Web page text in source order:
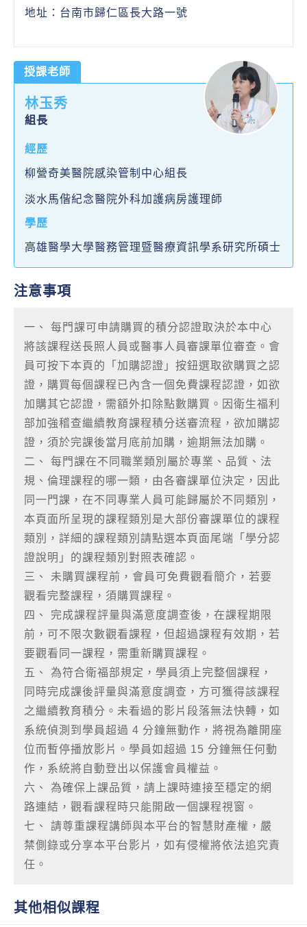
地址：台南市歸仁區長大路一號
授課老師
林玉秀
組長
經歷
柳營奇美醫院感染管制中心組長
淡水馬偕紀念醫院外科加護病房護理師
學歷
高雄醫學大學醫務管理暨醫療資訊學系研究所碩士
注意事項
一、 每門課可申請購買的積分認證取決於本中心
將該課程送長照人員或醫事人員審課單位審查。會
員可按下本頁的「加購認證」按鈕選取欲購買之認
證，購買每個課程已內含一個免費課程認證，如欲
加購其它認證，需額外扣除點數購買。因衛生福利
部加強稽查繼續教育課程積分送審流程，欲加購認
證，須於完課後當月底前加購，逾期無法加購。
二、 每門課在不同職業類別屬於專業、品質、法
規、倫理課程的哪一類，由各審課單位決定，因此
同一門課，在不同專業人員可能歸屬於不同類別，
本頁面所呈現的課程類別是大部份審課單位的課程
類別，詳細的課程類別請點選本頁面尾端「學分認
證說明」的課程類別對照表確認。
三、 未購買課程前，會員可免費觀看簡介，若要
觀看完整課程，須購買課程。
四、 完成課程評量與滿意度調查後，在課程期限
前，可不限次數觀看課程，但超過課程有效期，若
要觀看同一課程，需重新購買課程。
五、 為符合衛福部規定，學員須上完整個課程，
同時完成課後評量與滿意度調查，方可獲得該課程
之繼續教育積分。未看過的影片段落無法快轉，如
系統偵測到學員超過 4 分鐘無動作，將視為離開座
位而暫停播放影片。學員如超過 15 分鐘無任何動
作，系統將自動登出以保護會員權益。
六、 為確保上課品質，請上課時連接至穩定的網
路連結，觀看課程時只能開啟一個課程視窗。
七、 請尊重課程講師與本平台的智慧財產權，嚴
禁側錄或分享本平台影片，如有侵權將依法追究責
任。
其他相似課程